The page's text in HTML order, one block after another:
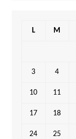
L M
3 4
10 11
17 18
24 25